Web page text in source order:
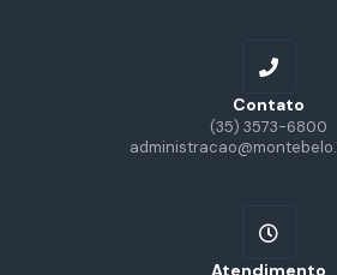
Contato
(35) 3573-6800
Atendimento